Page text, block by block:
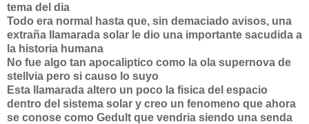
tema del dia
Todo era normal hasta que, sin demaciado avisos, una
extraña llamarada solar le dio una importante sacudida a
la historia humana
No fue algo tan apocaliptico como la ola supernova de
stellvia pero si causo lo suyo
Esta llamarada altero un poco la fisica del espacio
dentro del sistema solar y creo un fenomeno que ahora
se conose como Gedult que vendria siendo una senda